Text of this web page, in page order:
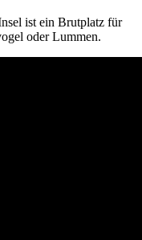
ist ein Brutplatz für
oder Lummen.